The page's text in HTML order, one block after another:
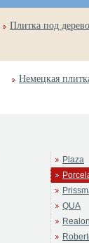
Плитка под дерево
Немецкая
Plaza
QUA